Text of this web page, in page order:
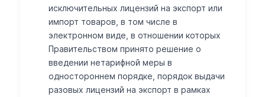
исключительных лицензий на экспорт или
импорт товаров, в том числе в
электронном виде, в отношении которых
Правительством принято решение о
введении нетарифной меры в
одностороннем порядке, порядок выдачи
разовых лицензий на экспорт в рамках